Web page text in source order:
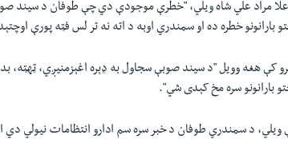
مراد علي شاه ويلي، "خطرې موجودې دي چې طوفان د سيند
بارانونو خطره ده او سمندري اوبه د اته نه تر لس فټه پورې
کې هغه وويل "د سيند صوبې سجاول به ډېره اغېزمنيږي، ټهټه،
بارانونو سره مخ کېدی شي".
یې ویلي، د سمندري طوفان د خبر سره سم ادارو انتظامات نيولي